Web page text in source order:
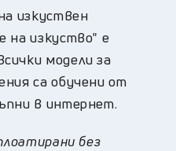
изкуствен
на изкуство" е
модели за
са обучени от
в интернет.
без